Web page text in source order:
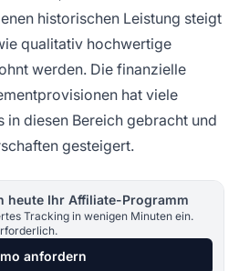
historischen Leistung steigt
qualitativ hochwertige
werden. Die finanzielle
hat viele
diesen Bereich gebracht und
gesteigert.
heute Ihr Affiliate-Programm
Tracking in wenigen Minuten ein.
anfordern